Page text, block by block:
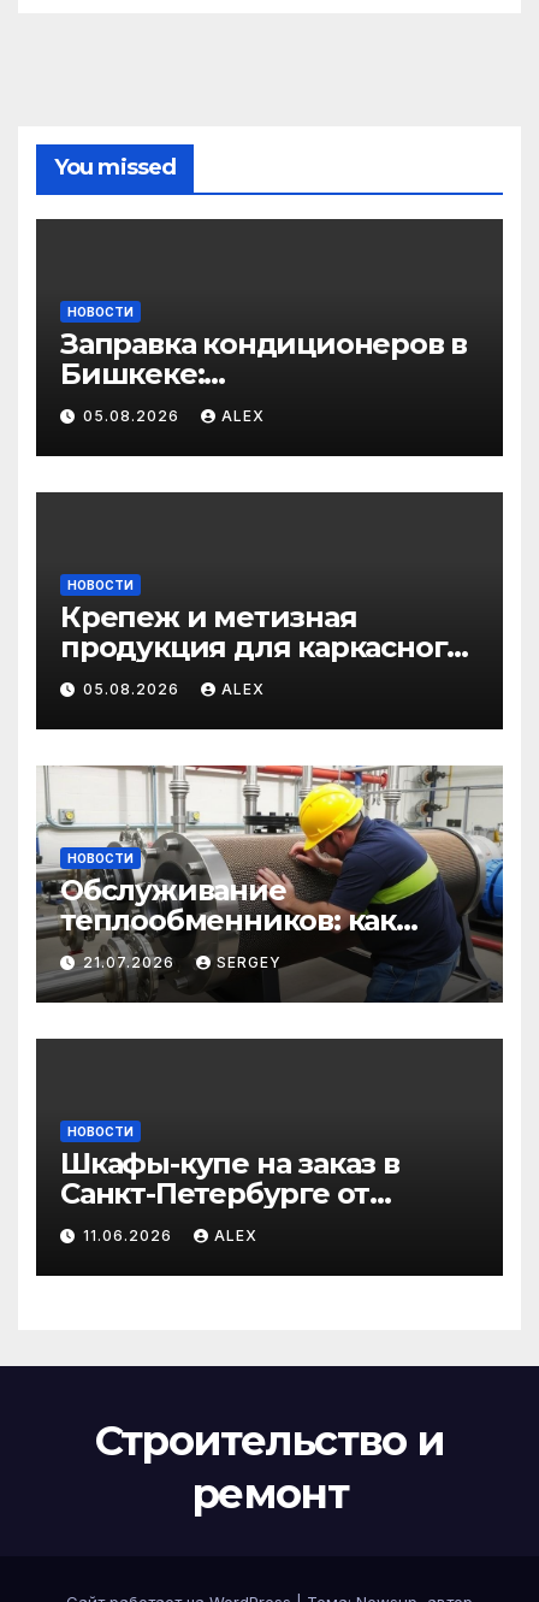
You missed
НОВОСТИ
Заправка кондиционеров в
Бишкеке:
профессиональные услуги
для дома и авто
05.08.2026 ALEX
НОВОСТИ
Крепеж и метизная
продукция для каркасного
и загородного
строительства: от
саморезов до анкеров
05.08.2026 ALEX
НОВОСТИ
Обслуживание
теплообменников: как
сохранить эффективность
и избежать простоев
21.07.2026 SERGEY
НОВОСТИ
Шкафы-купе на заказ в
Санкт-Петербурге от
производителя по
доступным ценам
11.06.2026 ALEX
Строительство и
ремонт